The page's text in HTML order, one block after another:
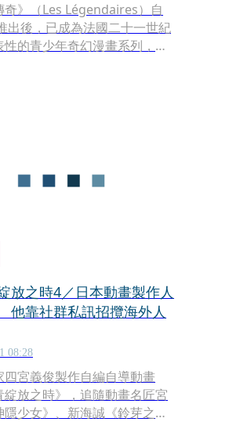
奇》（Les Légendaires）自
出後，已成為法國二十一世紀
性的青少年奇幻漫畫系列，不
放之時4／日本動畫製作人
靠社群私訊招攬海外人
08:28
四宮義俊製作自編自導動畫
綻放之時》，追隨動畫名匠宮
隱少女》、新海誠《鈴芽之